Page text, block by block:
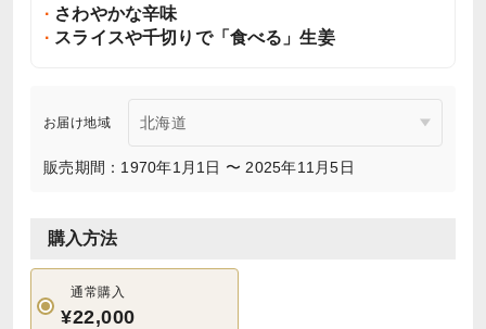
さわやかな辛味
スライスや千切りで「食べる」生姜
お届け地域
販売期間：1970年1月1日 〜 2025年11月5日
購入方法
通常購入
¥22,000